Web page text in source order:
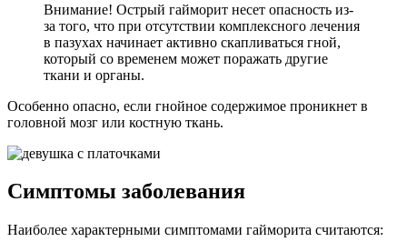
Внимание! Острый гайморит несет опасность из-
за того, что при отсутствии комплексного лечения
в пазухах начинает активно скапливаться гной,
который со временем может поражать другие
ткани и органы.
Особенно опасно, если гнойное содержимое проникнет в
головной мозг или костную ткань.
Симптомы заболевания
Наиболее характерными симптомами гайморита считаются: